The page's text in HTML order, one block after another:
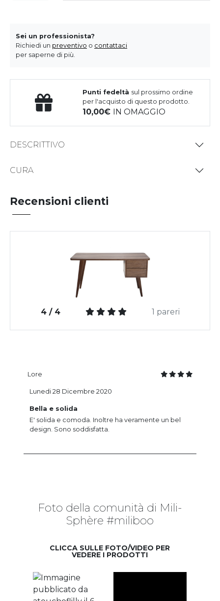
Sei un professionista?
Richiedi un preventivo o contattaci
per saperne di più.
Punti fedeltà sul prossimo ordine
per l'acquisto di questo prodotto.
10,00 IN OMAGGIO
DESCRITTIVO
CURA
Recensioni clienti
4 / 4 1 pareri
Lore
Bella e solida
E' solida e comoda. Inoltre ha veramente un bel
design. Sono soddisfatta.
Lunedi 28 Dicembre 2020
Foto della comunità di Mili-
Sphère #miliboo
CLICCA SULLE FOTO/VIDEO PER
VEDERE I PRODOTTI